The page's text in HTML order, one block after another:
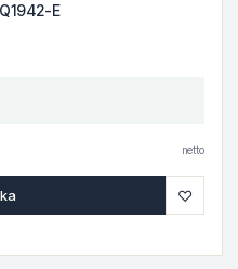
E
netto
♡